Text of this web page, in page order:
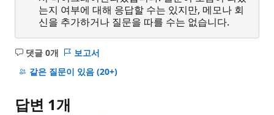
는지 여부에 대해 응답할 수는 있지만, 메모나 회
신을 추가하거나 질문을 따를 수는 없습니다.
댓글 0개
설
명
음
보고서
같은 질문이 있음 (20+)
답변 1개